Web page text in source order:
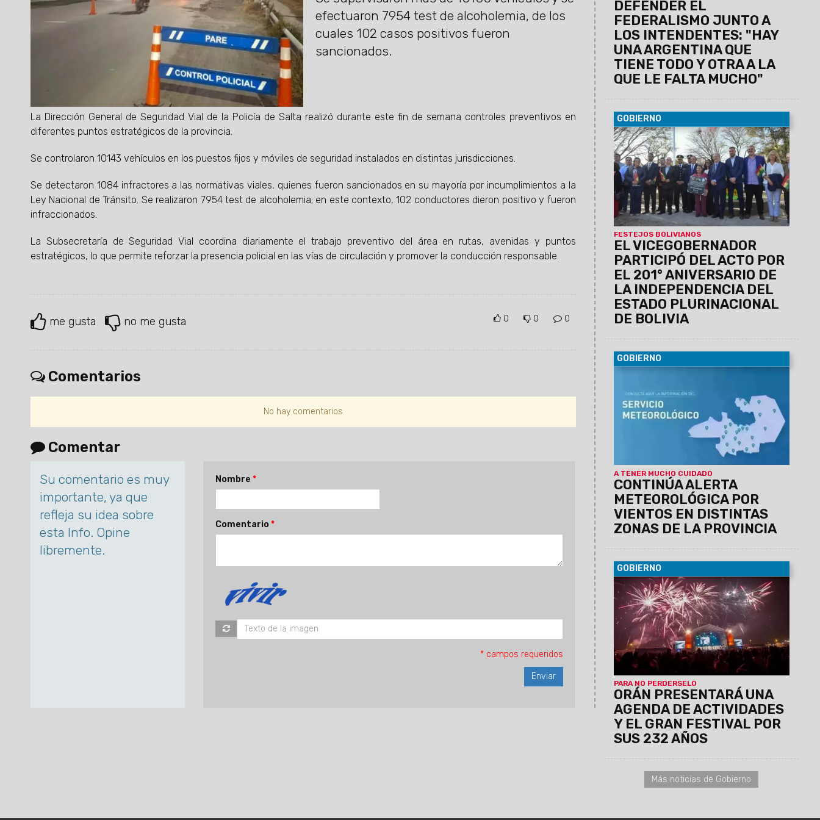
efectuaron 7954 test de alcoholemia, de los
cuales 102 casos positivos fueron
sancionados.
La Dirección General de Seguridad Vial de la Policía de Salta realizó durante este fin de semana controles preventivos en
diferentes puntos estratégicos de la provincia.
Se controlaron 10143 vehículos en los puestos fijos y móviles de seguridad instalados en distintas jurisdicciones.
Se detectaron 1084 infractores a las normativas viales, quienes fueron sancionados en su mayoría por incumplimientos a la
Ley Nacional de Tránsito. Se realizaron 7954 test de alcoholemia; en este contexto, 102 conductores dieron positivo y fueron
infraccionados.
La Subsecretaría de Seguridad Vial coordina diariamente el trabajo preventivo del área en rutas, avenidas y puntos
estratégicos, lo que permite reforzar la presencia policial en las vías de circulación y promover la conducción responsable.
me gusta no me gusta 0 0 0
Comentarios
No hay comentarios
Comentar
Su comentario es muy
importante, ya que
refleja su idea sobre
esta Info. Opine
libremente.
Nombre
Comentario
* campos requeridos
DEFENDER EL
FEDERALISMO JUNTO A
LOS INTENDENTES: "HAY
UNA ARGENTINA QUE
TIENE TODO Y OTRA A LA
QUE LE FALTA MUCHO"
GOBIERNO
FESTEJOS BOLIVIANOS
EL VICEGOBERNADOR
PARTICIPÓ DEL ACTO POR
EL 201° ANIVERSARIO DE
LA INDEPENDENCIA DEL
ESTADO PLURINACIONAL
DE BOLIVIA
07/08/2026
Antonio Marocco
acompañó la conmemoración del
Consulado de Bolivia en Salta, donde se
destacó la histórica hermandad entre
ambos pueblos y el aporte de la
comunidad boliviana al desarrollo de la
provincia.
GOBIERNO
A TENER MUCHO CUIDADO
CONTINÚA ALERTA
METEOROLÓGICA POR
VIENTOS EN DISTINTAS
ZONAS DE LA PROVINCIA
la jornada de hoy jueves.
GOBIERNO
PARA NO PERDERSELO
ORÁN PRESENTARÁ UNA
AGENDA DE ACTIVIDADES
Y EL GRAN FESTIVAL POR
SUS 232 AÑOS
06/08/2026 La conferencia de prensa
se llevará a cabo este jueves 6 de
agosto, a las 11:30, en el Centro Cultural
América de Salta.
Más noticias de Gobierno